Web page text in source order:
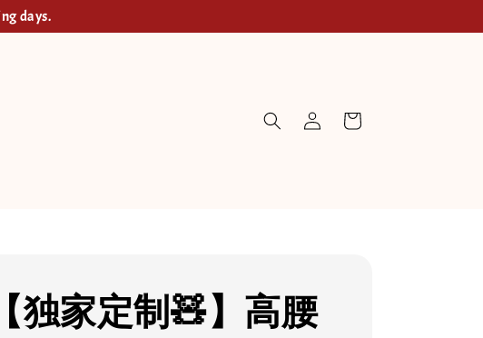
days.
【独家定制🧸】高腰